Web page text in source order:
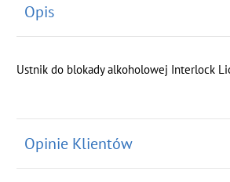
Opis
Ustnik do blokady alkoholowej Interlock
Opinie Klientów